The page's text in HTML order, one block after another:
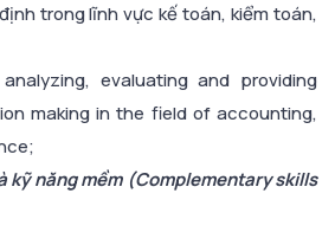
trong lĩnh vực kế toán, kiểm toán,
evaluating and providing
making in the field of accounting,
kỹ năng mềm (Complementary skills